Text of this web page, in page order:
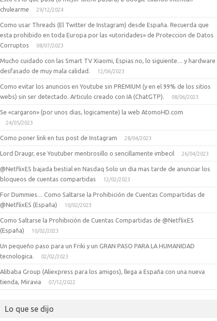
chulearme
29/12/2024
Como usar Threads (El Twitter de Instagram) desde España. Recuerda que
esta prohibido en toda Europa por las «utoridades» de Proteccion de Datos
Corruptos
08/07/2023
Mucho cuidado con las Smart TV Xiaomi, Espias no, lo siguiente… y hardware
desfasado de muy mala calidad.
12/06/2023
Como evitar los anuncios en Youtube sin PREMIUM (y en el 99% de los sitios
webs) sin ser detectado. Articulo creado con IA (ChatGTP).
08/06/2023
Se «cargaron» (por unos dias, logicamente) la web AtomoHD.com
24/05/2023
Como poner link en tus post de Instagram 28/04/2023
Lord Draugr, ese Youtuber mentirosillo o sencillamente imbecil 26/04/2023
@NetflixES bajada bestial en Nasdaq Solo un dia mas tarde de anunciar los
bloqueos de cuentas compartidas
12/02/2023
For Dummies… Como Saltarse la Prohibición de Cuentas Compartidas de
@NetflixES (España)
10/02/2023
Como Saltarse la Prohibición de Cuentas Compartidas de @NetflixES
(España)
10/02/2023
Un pequeño paso para un Friki y un GRAN PASO PARA LA HUMANIDAD
tecnologica.
02/02/2023
Alibaba Group (Aliexpress para los amigos), llega a España con una nueva
tienda, Miravia
07/12/2022
Lo que se dijo